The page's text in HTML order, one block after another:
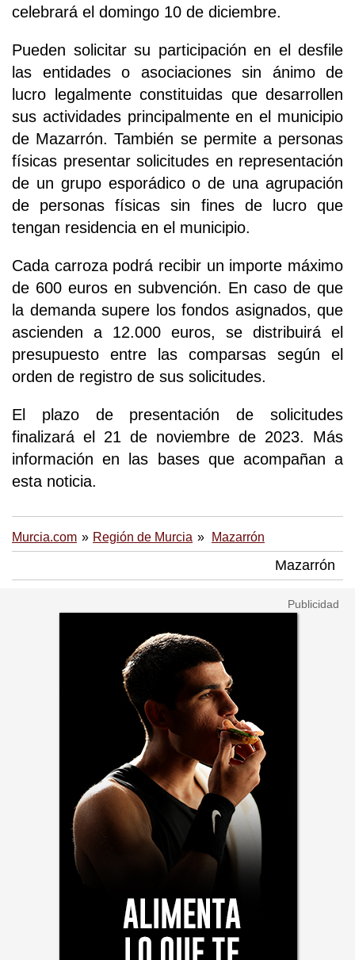
celebrará el domingo 10 de diciembre.
Pueden solicitar su participación en el desfile
las entidades o asociaciones sin ánimo de
lucro legalmente constituidas que desarrollen
sus actividades principalmente en el municipio
de Mazarrón. También se permite a personas
físicas presentar solicitudes en representación
de un grupo esporádico o de una agrupación
de personas físicas sin fines de lucro que
tengan residencia en el municipio.
Cada carroza podrá recibir un importe máximo
de 600 euros en subvención. En caso de que
la demanda supere los fondos asignados, que
ascienden a 12.000 euros, se distribuirá el
presupuesto entre las comparsas según el
orden de registro de sus solicitudes.
El plazo de presentación de solicitudes
finalizará el 21 de noviembre de 2023. Más
información en las bases que acompañan a
esta noticia.
Murcia.com Región de Murcia Mazarrón
Mazarrón